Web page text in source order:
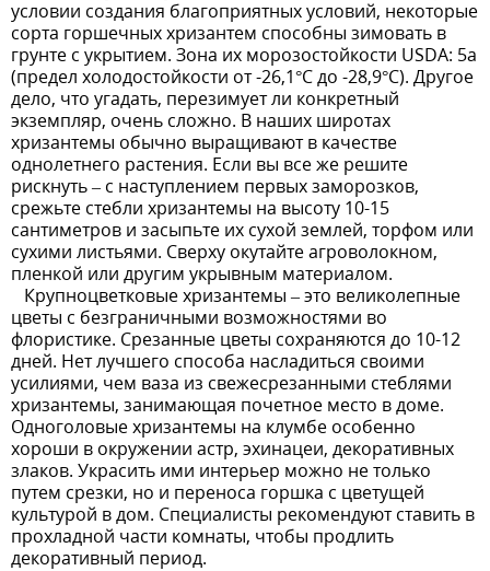
условии создания благоприятных условий, некоторые
сорта горшечных хризантем способны зимовать в
грунте с укрытием. Зона их морозостойкости USDA: 5a
(предел холодостойкости от -26,1°С до -28,9°С). Другое
дело, что угадать, перезимует ли конкретный
экземпляр, очень сложно. В наших широтах
хризантемы обычно выращивают в качестве
однолетнего растения. Если вы все же решите
рискнуть – с наступлением первых заморозков,
срежьте стебли хризантемы на высоту 10-15
сантиметров и засыпьте их сухой землей, торфом или
сухими листьями. Сверху окутайте агроволокном,
пленкой или другим укрывным материалом.
Крупноцветковые хризантемы – это великолепные
цветы с безграничными возможностями во
флористике. Срезанные цветы сохраняются до 10-12
дней. Нет лучшего способа насладиться своими
усилиями, чем ваза из свежесрезанными стеблями
хризантемы, занимающая почетное место в доме.
Одноголовые хризантемы на клумбе особенно
хороши в окружении астр, эхинацеи, декоративных
злаков. Украсить ими интерьер можно не только
путем срезки, но и переноса горшка с цветущей
культурой в дом. Специалисты рекомендуют ставить в
прохладной части комнаты, чтобы продлить
декоративный период.